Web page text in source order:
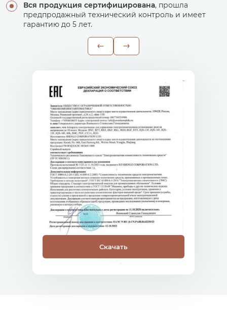
Вся продукция сертифицирована, прошла
предпродажный технический контроль и имеет
гарантию до 5 лет.
Скачать